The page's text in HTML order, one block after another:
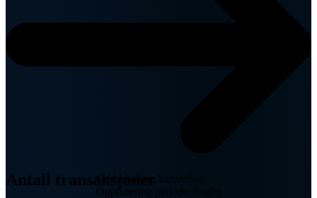
Antall transaksjoner
Grunnboken, kartverket
Oppdatering periode: daglig